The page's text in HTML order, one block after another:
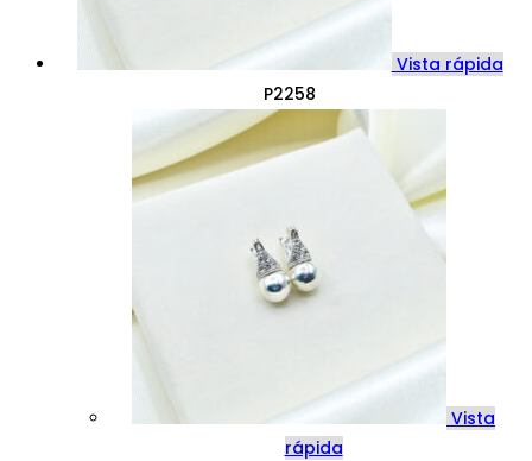
Vista rápida
P2258
Vista
rápida